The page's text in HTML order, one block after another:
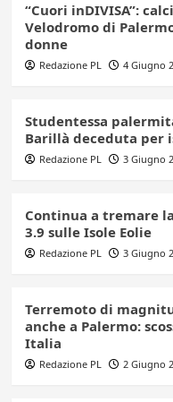
“Cuori inDIVISA”:
Velodromo di
donne
Redazione PL 4 Giugno
Studentessa
Barillà deceduta per
Redazione PL 3 Giugno
Continua a tremare
3.9 sulle Isole Eolie
Redazione PL 3 Giugno
Terremoto di
anche a Palermo:
Italia
Redazione PL 2 Giugno